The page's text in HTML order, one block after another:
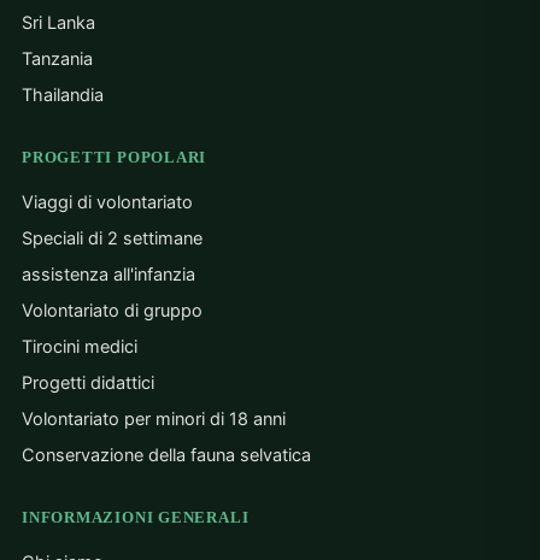
Sri Lanka
Tanzania
Thailandia
PROGETTI POPOLARI
Viaggi di volontariato
Speciali di 2 settimane
assistenza all'infanzia
Volontariato di gruppo
Tirocini medici
Progetti didattici
Volontariato per minori di 18 anni
Conservazione della fauna selvatica
INFORMAZIONI GENERALI